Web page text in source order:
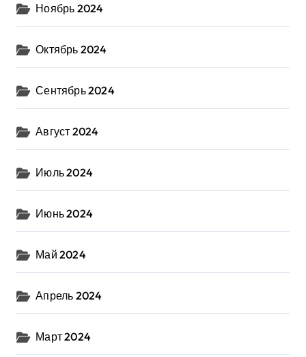
Ноябрь 2024
Октябрь 2024
Сентябрь 2024
Август 2024
Июль 2024
Июнь 2024
Май 2024
Апрель 2024
Март 2024